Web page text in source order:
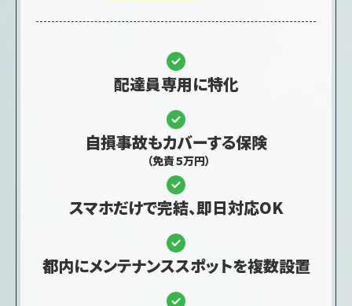
配達員専用に特化
自損事故もカバーする保険
（免責５万円）
スマホだけで完結、即日対応OK
都内にメンテナンススポットを複数設置